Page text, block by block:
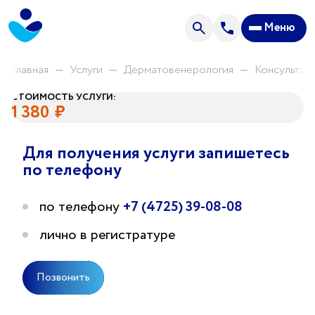
Меню
Анализы
Акции
Пациентам
О центре
Новости
Прейскурант цен
Главная Услуги Дерматовенерология
СТОИМОСТЬ УСЛУГИ:
1 380 ₽
Для получения услуги запишетесь
по телефону
по телефону +7 (4725) 39-08-08
лично в регистратуре
Позвонить